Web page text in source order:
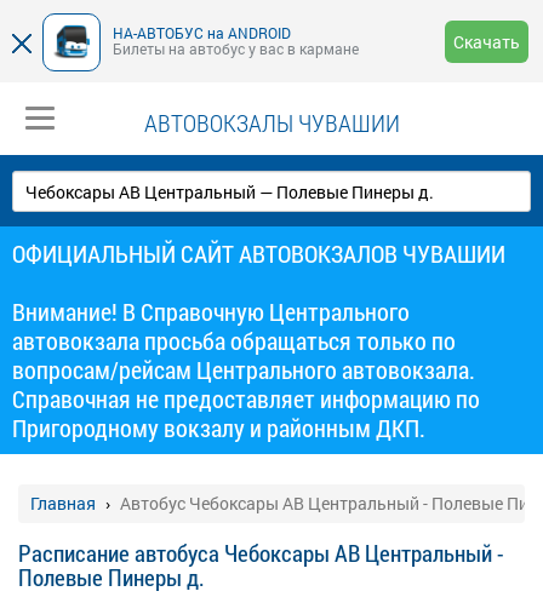
НА-АВТОБУС на ANDROID
Билеты на автобус у вас в кармане
Скачать
АВТОВОКЗАЛЫ ЧУВАШИИ
ОФИЦИАЛЬНЫЙ САЙТ АВТОВОКЗАЛОВ ЧУВАШИИ
Внимание! В Справочную Центрального
автовокзала просьба обращаться только по
вопросам/рейсам Центрального автовокзала.
Справочная не предоставляет информацию по
Пригородному вокзалу и районным ДКП.
Главная Автобус Чебоксары АВ Центральный - Полевые
Расписание автобуса Чебоксары АВ Центральный -
Полевые Пинеры д.